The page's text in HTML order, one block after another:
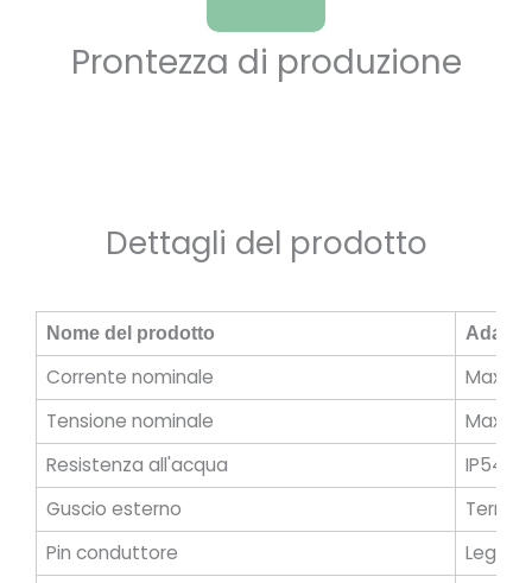
Prontezza di produzione
Dettagli del prodotto
Nome del prodotto
Corrente nominale
Max
Tensione nominale
Max
Resistenza all'acqua
IP54
Guscio esterno
Pin conduttore
Lega